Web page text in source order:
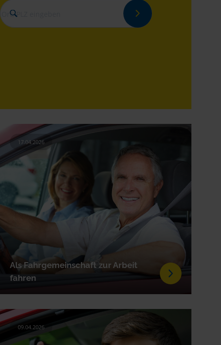
Als Fahrgemeinschaft zur Arbeit
fahren
17.04.2026
09.04.2026